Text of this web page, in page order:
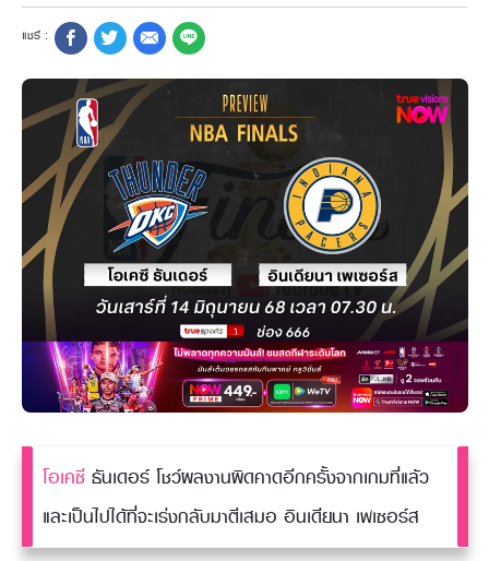
แพ็กเกจสำหรับผู้ประกอบการ
หาร้านร่วมรายการ
FAQs
โอเคซี ธันเดอร์ โชว์ผลงานผิดคาดอีกครั้งจากเกมที่แล้ว
และเป็นไปได้ที่จะเร่งกลับมาตีเสมอ อินเดียนา เพเซอร์ส